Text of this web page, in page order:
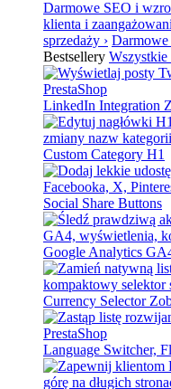
Darmowe SEO i
klienta i
sprzedaży › Darmowe
Bestsellery
LinkedIn Integration
Custom Category H1
Social Share Buttons
Google Analytics
Currency Selector
Language Switcher,